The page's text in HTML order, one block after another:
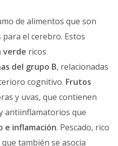
de alimentos que son
el cerebro. Estos
verde ricos
del grupo B, relacionadas
cognitivo. Frutos
y uvas, que contienen
antiinflamatorios que
e inflamación. Pescado, rico
que también se asocia